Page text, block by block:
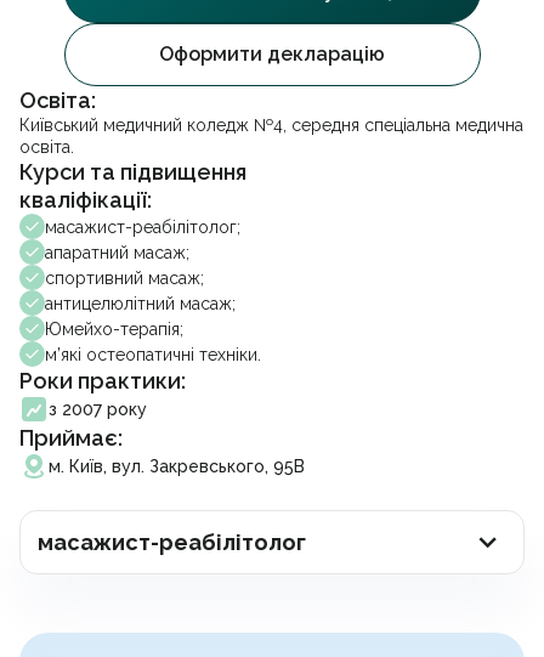
УЗД черевної порожнини
Психотерапія
Гінекологія
Урологія
Проктологія
Ендокринологія
Отоларингологія
Дерматовенерологія
Кардіологія
Неврологія
Ортопедія і травматологія
Гастроентерологія
Масаж та реабілітація
Вакцинація
Косметологія
Видача довідок
Аналізи
Електронні рецепти
Акційні пропозиції
Партнерство
Вакансії
Блог
Facebook Instagram Telegram
Стоматологія
Франшиза
Записатися на прийом
Підписати декларацію
Освіта:
Київський медичний коледж №4, середня спеціальна медична
освіта.
Курси та підвищення
кваліфікації:
масажист-реабілітолог;
апаратний масаж;
спортивний масаж;
антицелюлітний масаж;
Юмейхо-терапія;
м’які остеопатичні техніки.
Роки практики:
з 2007 року
Приймає:
м. Київ, вул. Закревського, 95В
Оформити декларацію
масажист-реабілітолог